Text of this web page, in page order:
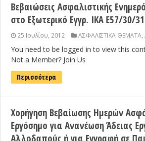
Βεβαιώσεις Ασφαλιστικής
στο Εξωτερικό Εγγρ. ΙΚΑ Ε57/30/
25 Ιουλίου, 2012 ΑΣΦΑΛΙΣΤΙΚΑ ΘΕΜΑΤΑ,
You need to be logged in to view this
Not a Member? Join Us
Περισσότερα
Χορήγηση Βεβαίωσης Ημερών
Εργόσημο για Ανανέωση Άδειας